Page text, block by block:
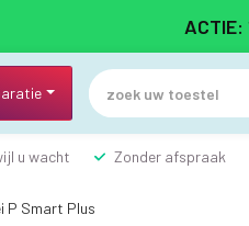
u wacht Zonder afspraak
P Smart Plus